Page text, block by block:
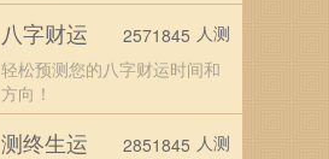
八字财运
轻松预测您的八字财运时间和
方向！
2571845 人测
测终生运 2851845 人测